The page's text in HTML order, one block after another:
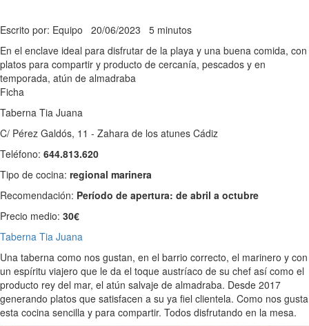
Escrito por: Equipo 20/06/2023 5 minutos
En el enclave ideal para disfrutar de la playa y una buena comida, con
platos para compartir y producto de cercanía, pescados y en
temporada, atún de almadraba
Ficha
Taberna Tia Juana
C/ Pérez Galdós, 11 - Zahara de los atunes Cádiz
Teléfono: 644.813.620
Tipo de cocina: regional marinera
Recomendación: Período de apertura: de abril a octubre
Precio medio: 30€
Taberna Tia Juana
Una taberna como nos gustan, en el barrio correcto, el marinero y con
un espíritu viajero que le da el toque austríaco de su chef así como el
producto rey del mar, el atún salvaje de almadraba. Desde 2017
generando platos que satisfacen a su ya fiel clientela. Como nos gusta
esta cocina sencilla y para compartir. Todos disfrutando en la mesa.